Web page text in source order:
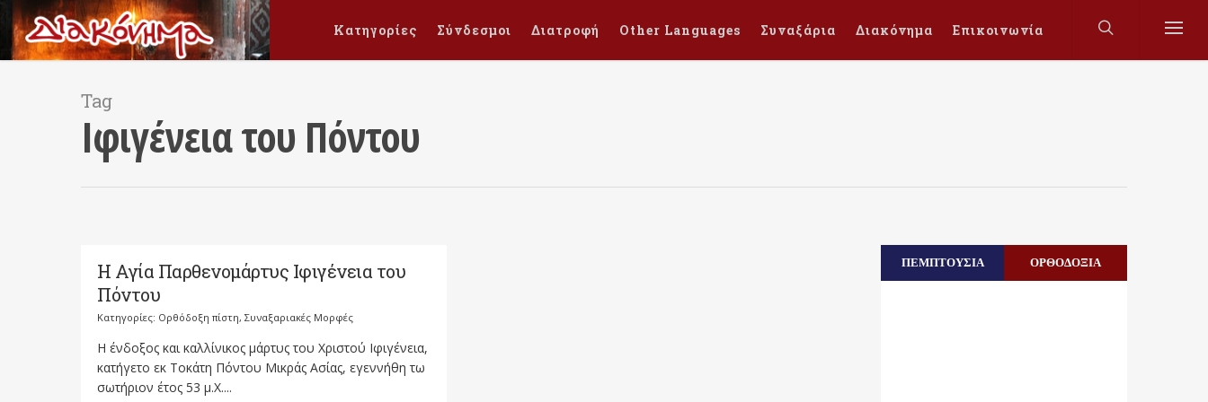
Κατηγορίες Σύνδεσμοι Διατροφή Other Languages Συναξάρια Διακόνημα Επικοινωνία
Tag
Ιφιγένεια του Πόντου
Η Αγία Παρθενομάρτυς Ιφιγένεια του
Πόντου
Κατηγορίες: Ορθόδοξη πίστη, Συναξαριακές Μορφές
Η ένδοξος και καλλίνικος μάρτυς του Χριστού Ιφιγένεια,
κατήγετο εκ Τοκάτη Πόντου Μικράς Ασίας, εγεννήθη τω
σωτήριον έτος 53 μ.Χ....
ΠΕΜΠΤΟΥΣΙΑ ΟΡΘΟΔΟΞΙΑ